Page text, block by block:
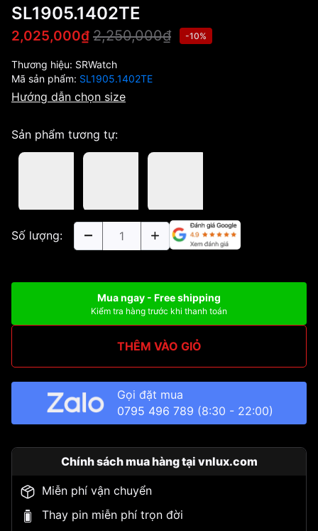
SL1905.1402TE
2,025,000₫ 2,250,000₫ -10%
Thương hiệu: SRWatch
Mã sản phẩm: SL1905.1402TE
Hướng dẫn chọn size
Sản phẩm tương tự:
Số lượng:
Mua ngay - Free shipping
Kiểm tra hàng trước khi thanh toán
THÊM VÀO GIỎ
Gọi đặt mua
0795 496 789 (8:30 - 22:00)
Chính sách mua hàng tại vnlux.com
Miễn phí vận chuyển
Thay pin miễn phí trọn đời